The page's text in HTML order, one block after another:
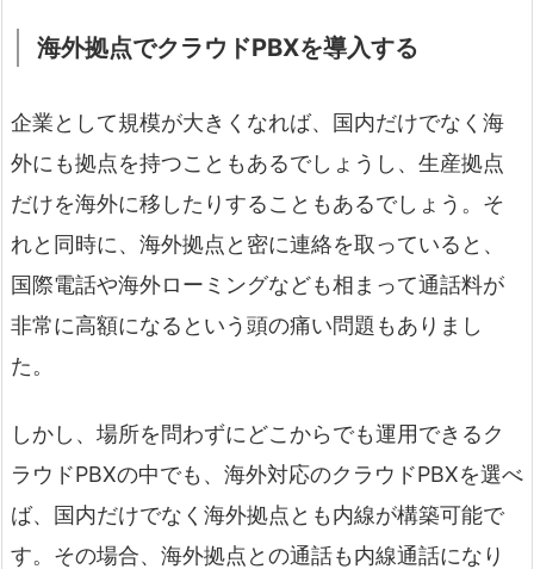
海外拠点でクラウドPBXを導入する
企業として規模が大きくなれば、国内だけでなく海
外にも拠点を持つこともあるでしょうし、生産拠点
だけを海外に移したりすることもあるでしょう。そ
れと同時に、海外拠点と密に連絡を取っていると、
国際電話や海外ローミングなども相まって通話料が
非常に高額になるという頭の痛い問題もありまし
た。
しかし、場所を問わずにどこからでも運用できるク
ラウドPBXの中でも、海外対応のクラウドPBXを選べ
ば、国内だけでなく海外拠点とも内線が構築可能で
す。その場合、海外拠点との通話も内線通話になり